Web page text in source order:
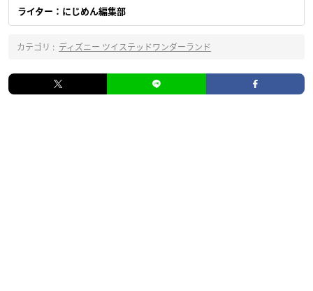
ライター：にじめん編集部
カテゴリ : ディズニー ツイステッドワンダーランド